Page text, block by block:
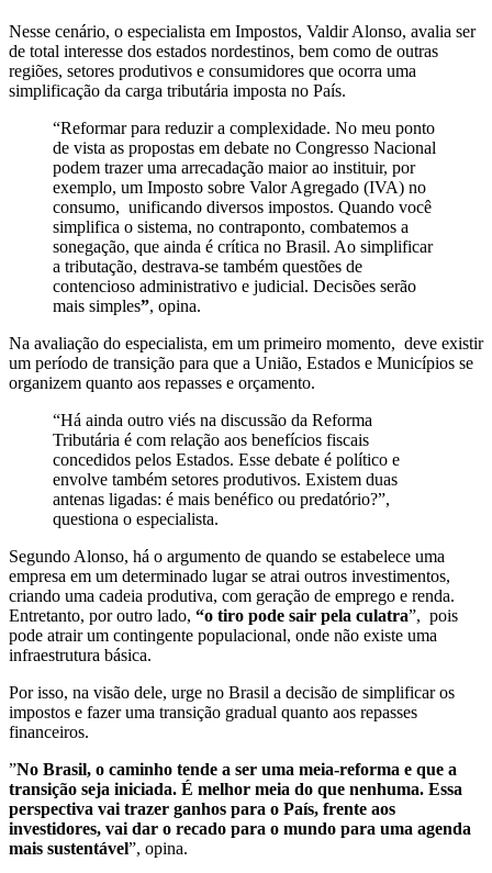
Nesse cenário, o especialista em Impostos, Valdir Alonso, avalia ser
de total interesse dos estados nordestinos, bem como de outras
regiões, setores produtivos e consumidores que ocorra uma
simplificação da carga tributária imposta no País.
“Reformar para reduzir a complexidade. No meu ponto
de vista as propostas em debate no Congresso Nacional
podem trazer uma arrecadação maior ao instituir, por
exemplo, um Imposto sobre Valor Agregado (IVA) no
consumo, unificando diversos impostos. Quando você
simplifica o sistema, no contraponto, combatemos a
sonegação, que ainda é crítica no Brasil. Ao simplificar
a tributação, destrava-se também questões de
contencioso administrativo e judicial. Decisões serão
mais simples”, opina.
Na avaliação do especialista, em um primeiro momento, deve existir
um período de transição para que a União, Estados e Municípios se
organizem quanto aos repasses e orçamento.
“Há ainda outro viés na discussão da Reforma
Tributária é com relação aos benefícios fiscais
concedidos pelos Estados. Esse debate é político e
envolve também setores produtivos. Existem duas
antenas ligadas: é mais benéfico ou predatório?”,
questiona o especialista.
Segundo Alonso, há o argumento de quando se estabelece uma
empresa em um determinado lugar se atrai outros investimentos,
criando uma cadeia produtiva, com geração de emprego e renda.
Entretanto, por outro lado, “o tiro pode sair pela culatra”, pois
pode atrair um contingente populacional, onde não existe uma
infraestrutura básica.
Por isso, na visão dele, urge no Brasil a decisão de simplificar os
impostos e fazer uma transição gradual quanto aos repasses
financeiros.
”No Brasil, o caminho tende a ser uma meia-reforma e que a
transição seja iniciada. É melhor meia do que nenhuma. Essa
perspectiva vai trazer ganhos para o País, frente aos
investidores, vai dar o recado para o mundo para uma agenda
mais sustentável”, opina.